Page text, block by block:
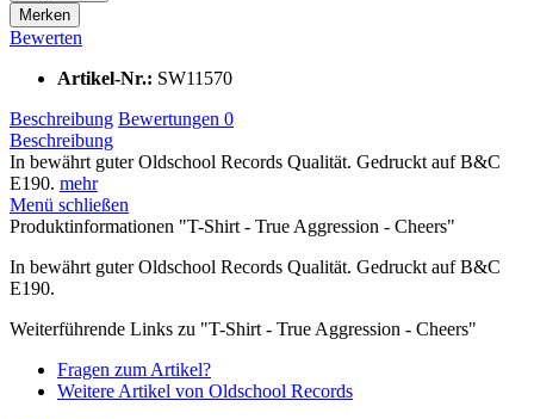
Merken
Bewerten
Artikel-Nr.: SW11570
Beschreibung Bewertungen 0
Beschreibung
In bewährt guter Oldschool Records Qualität. Gedruckt auf B&C
E190. mehr
Menü schließen
Produktinformationen "T-Shirt - True Aggression - Cheers"
In bewährt guter Oldschool Records Qualität. Gedruckt auf B&C
E190.
Weiterführende Links zu "T-Shirt - True Aggression - Cheers"
Fragen zum Artikel?
Weitere Artikel von Oldschool Records